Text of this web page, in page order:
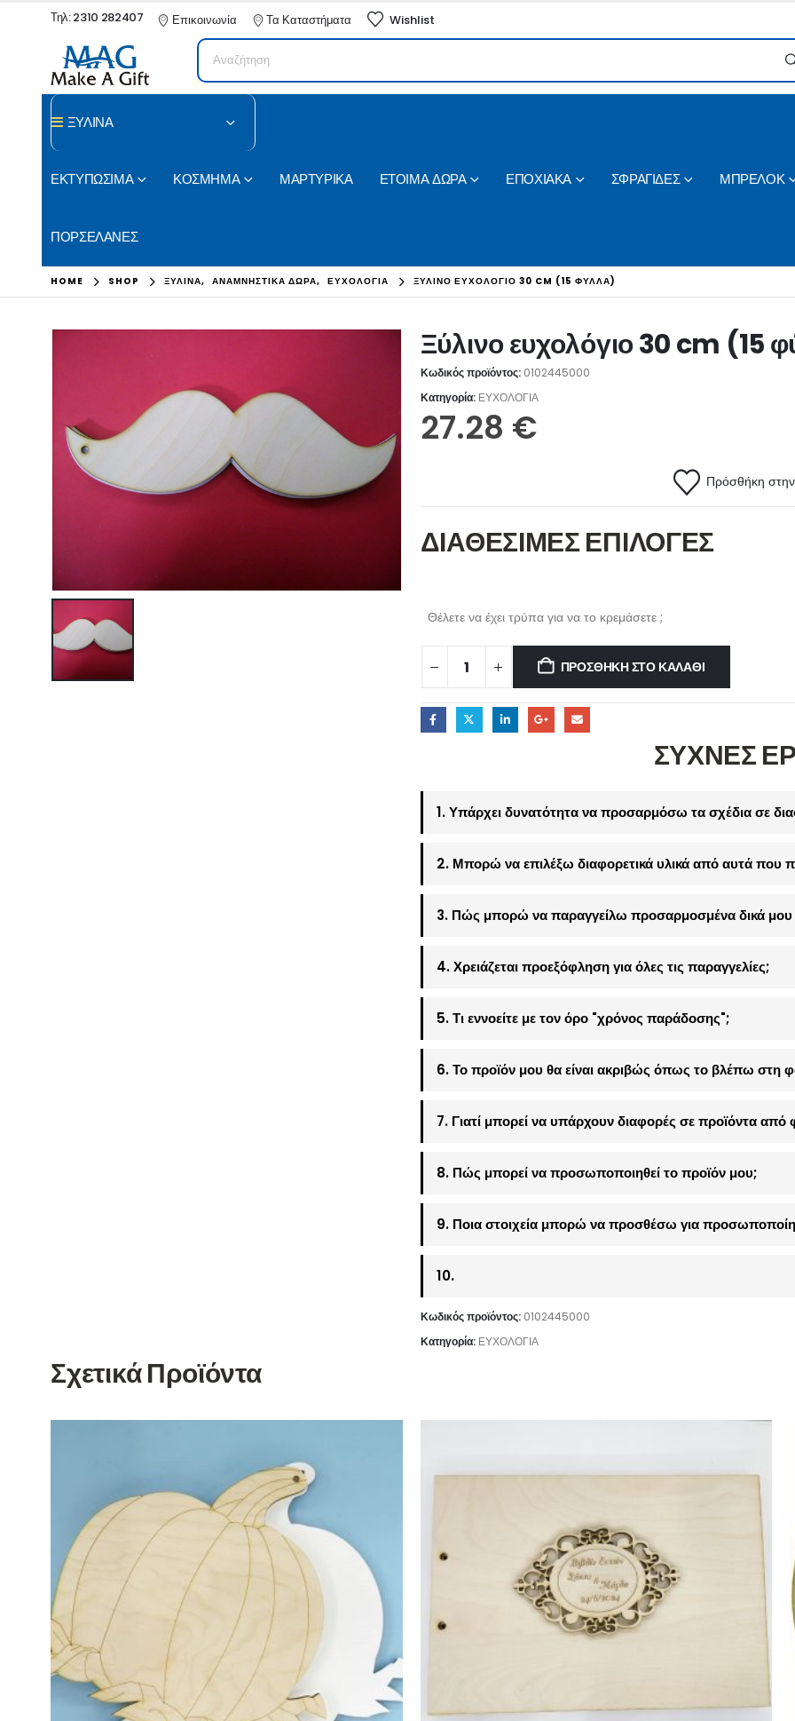
Τηλ: 2310 282407 Επικοινωνία Τα Καταστήματα Wishlist
ΞΥΛΙΝΑ
ΕΚΤΥΠΩΣΙΜΑ ΚΟΣΜΗΜΑ ΜΑΡΤΥΡΙΚΑ ΕΤΟΙΜΑ ΔΩΡΑ ΕΠΟΧΙΑΚΑ ΣΦΡΑΓΙΔΕΣ ΜΠΡΕΛΟΚ
ΠΟΡΣΕΛΑΝΕΣ
HOME SHOP ΞΥΛΙΝΑ, ΑΝΑΜΝΗΣΤΙΚΑ ΔΩΡΑ, ΕΥΧΟΛΟΓΙΑ ΞΎΛΙΝΟ ΕΥΧΟΛΌΓΙΟ 30 CM (15 ΦΎΛΛΑ)
Ξύλινο ευχολόγιο 30 cm (15
Κωδικός προϊόντος: 0102445000
Κατηγορία: ΕΥΧΟΛΟΓΙΑ
27.28 €
Πρόσθήκη στην
ΔΙΑΘΕΣΙΜΕΣ ΕΠΙΛΟΓΕΣ
Θέλετε να έχει τρύπα για να το κρεμάσετε ;
ΠΡΟΣΘΉΚΗ ΣΤΟ ΚΑΛΆΘΙ
ΣΥΧΝΕΣ
1. Υπάρχει δυνατότητα να προσαρμόσω τα σχέδια σε
2. Μπορώ να επιλέξω διαφορετικά υλικά από αυτά που
3. Πώς μπορώ να παραγγείλω προσαρμοσμένα δικά μου
4. Χρειάζεται προεξόφληση για όλες τις παραγγελίες;
5. Τι εννοείτε με τον όρο "χρόνος παράδοσης";
6. Το προϊόν μου θα είναι ακριβώς όπως το βλέπω στη
7. Γιατί μπορεί να υπάρχουν διαφορές σε προϊόντα από
8. Πώς μπορεί να προσωποποιηθεί το προϊόν μου;
9. Ποια στοιχεία μπορώ να προσθέσω για
10.
Κωδικός προϊόντος: 0102445000
Κατηγορία: ΕΥΧΟΛΟΓΙΑ
Σχετικά Προϊόντα